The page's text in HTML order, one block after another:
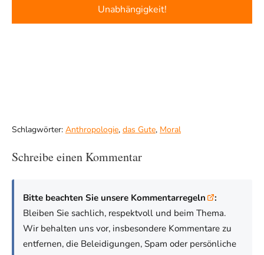
Unabhängigkeit!
Schlagwörter: Anthropologie, das Gute, Moral
Schreibe einen Kommentar
Bitte beachten Sie unsere Kommentarregeln
:
Bleiben Sie sachlich, respektvoll und beim Thema.
Wir behalten uns vor, insbesondere Kommentare zu
entfernen, die Beleidigungen, Spam oder persönliche